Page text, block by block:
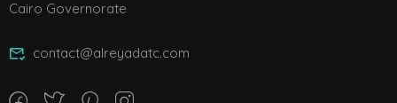
Cairo Governorate
contact@alreyadatc.com